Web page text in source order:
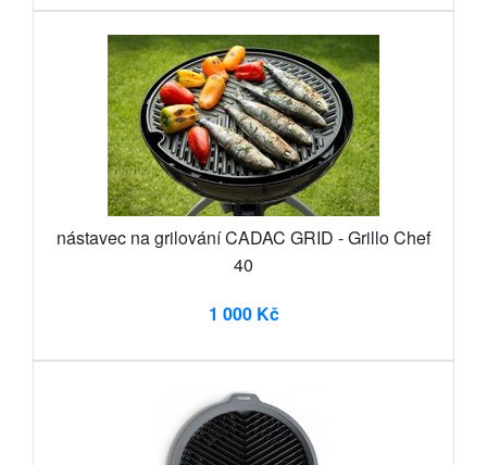
nástavec na grilování CADAC GRID - Grillo Chef
40
1 000 Kč